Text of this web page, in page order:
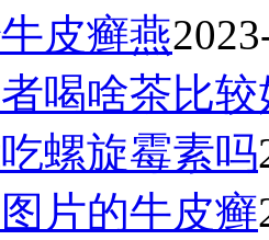
皮癣燕
喝啥茶比较
螺旋霉素吗
片的牛皮癣